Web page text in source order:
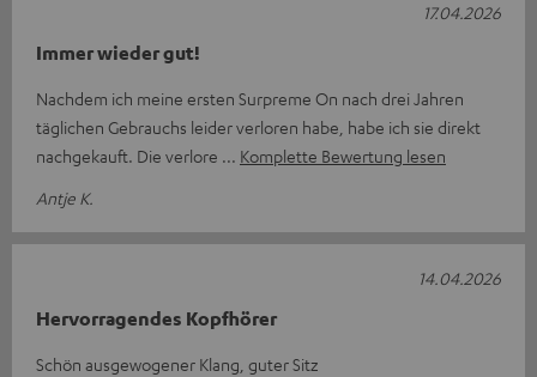
Immer wieder gut!
Nachdem ich meine ersten Surpreme On nach drei Jahren
täglichen Gebrauchs leider verloren habe, habe ich sie direkt
nachgekauft. Die verlore
Komplette Bewertung lesen
Antje K.
17.04.2026
Hervorragendes Kopfhörer
Schön ausgewogener Klang, guter Sitz
14.04.2026